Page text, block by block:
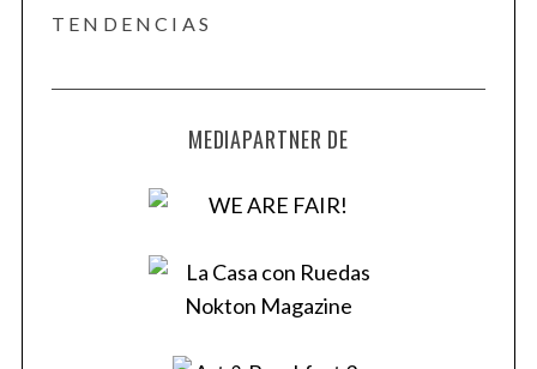
TENDENCIAS
MEDIAPARTNER DE